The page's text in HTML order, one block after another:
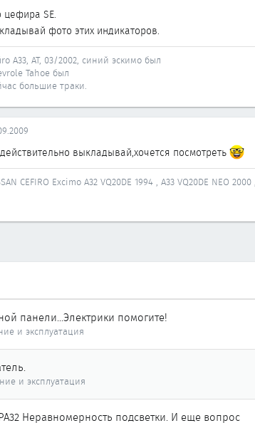
цефира SE.
фото этих индикаторов.
A33, AT, 03/2002, синий эскимо был
Tahoe был
большие траки.
выкладывай,хочется посмотреть
CEFIRO Excimo А32 VQ20DE 1994 , А33 VQ20DE NEO
панели...Электрики помогите!
и эксплуатация
и эксплуатация
Неравномерность подсветки. И еще вопрос